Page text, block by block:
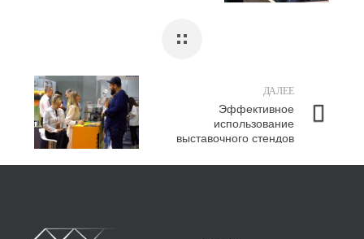
ДАЛЕЕ
Эффективное
использование
выставочного стендов